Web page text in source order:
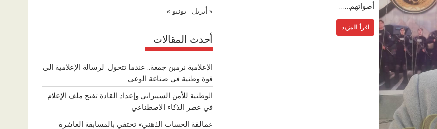
أصواتهم……
اقرأ المزيد
« أبريل يونيو »
أحدث المقالات
الإعلامية نرمين جمعة.. عندما تتحول الرسالة الإعلامية إلى
قوة وطنية في صناعة الوعي
الوطنية للأمن السيبراني وإعداد القادة تفتح ملف الإعلام
في عصر الذكاء الاصطناعي
عمالقة الحساب الذهني» تحتفي بالمسابقة العاشرة